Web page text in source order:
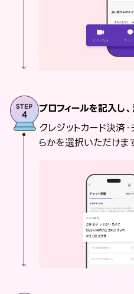
プロフィールを記入し
クレジットカード決済
らかを選択いただけま